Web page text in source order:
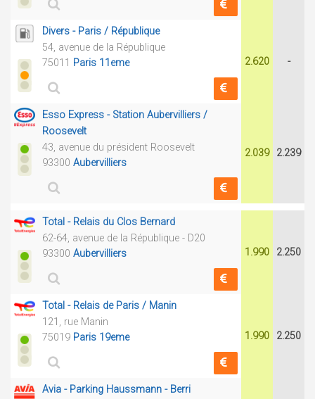
Divers - Paris / République
54, avenue de la République
75011 Paris 11eme 2.620 -
Esso Express - Station Aubervilliers /
Roosevelt
43, avenue du président Roosevelt
93300 Aubervilliers
2.039 2.239
Total - Relais du Clos Bernard
62-64, avenue de la République - D20
93300 Aubervilliers 1.990 2.250
Total - Relais de Paris / Manin
121, rue Manin
75019 Paris 19eme 1.990 2.250
Avia - Parking Haussmann - Berri